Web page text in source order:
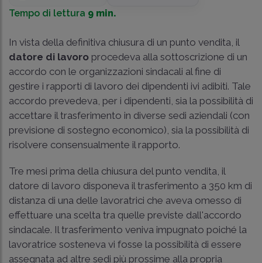
Tempo di lettura 9 min.
In vista della definitiva chiusura di un punto vendita, il
datore di lavoro procedeva alla sottoscrizione di un
accordo con le organizzazioni sindacali al fine di
gestire i rapporti di lavoro dei dipendenti ivi adibiti. Tale
accordo prevedeva, per i dipendenti, sia la possibilità di
accettare il trasferimento in diverse sedi aziendali (con
previsione di sostegno economico), sia la possibilità di
risolvere consensualmente il rapporto.
Tre mesi prima della chiusura del punto vendita, il
datore di lavoro disponeva il trasferimento a 350 km di
distanza di una delle lavoratrici che aveva omesso di
effettuare una scelta tra quelle previste dall'accordo
sindacale. Il trasferimento veniva impugnato poiché la
lavoratrice sosteneva vi fosse la possibilità di essere
assegnata ad altre sedi più prossime alla propria